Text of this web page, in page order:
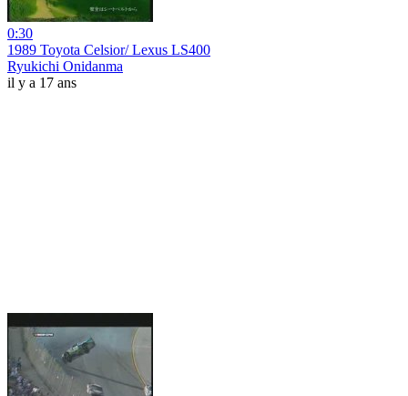
0:30
1989 Toyota Celsior/ Lexus LS400
Ryukichi Onidanma
il y a 17 ans